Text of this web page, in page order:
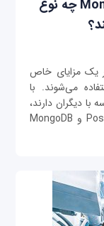
PostgreSQL، MariaDB و MongoDB چه نوع
یک مزایای خاص
می‌شوند. با
دیگران دارند،
زیرا عملکرد بهتری دارند. PostgreSQL، MariaDB و MongoDB